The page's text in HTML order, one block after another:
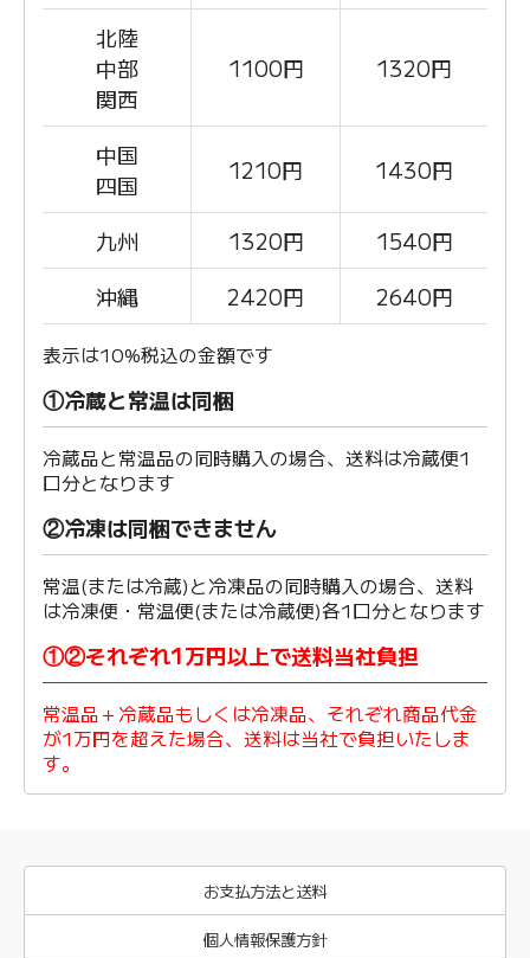
北陸
中部
関西
1100円 1320円
中国
四国
1210円 1430円
九州 1320円
1540円
沖縄
2420円 2640円
表示は10%税込の金額です
①冷蔵と常温は同梱
冷蔵品と常温品の同時購入の場合、送料は冷蔵便1
口分となります
②冷凍は同梱できません
常温(または冷蔵)と冷凍品の同時購入の場合、送料
は冷凍便・常温便(または冷蔵便)各1口分となります
①②それぞれ1万円以上で送料当社負担
常温品＋冷蔵品もしくは冷凍品、それぞれ商品代金
が1万円を超えた場合、送料は当社で負担いたしま
す。
お支払方法と送料
個人情報保護方針